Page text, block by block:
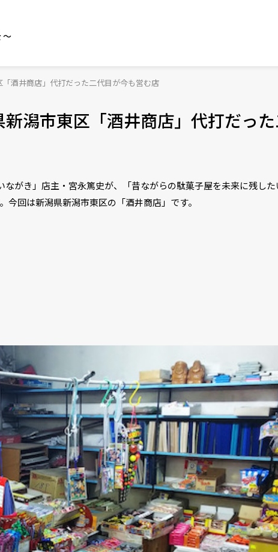
酒井商店」代打だった二代目が今も営む店
潟市東区「酒井商店」代打だっ
がき」店主・宮永篤史が、「昔ながらの駄菓子屋を未来に残し
回は新潟県新潟市東区の「酒井商店」です。